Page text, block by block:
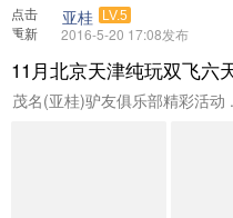
点击
重新
亚桂 LV.5
2016-5-20 17:08发布
11月北京天津纯玩双飞六
茂名(亚桂)驴友俱乐部精彩活动